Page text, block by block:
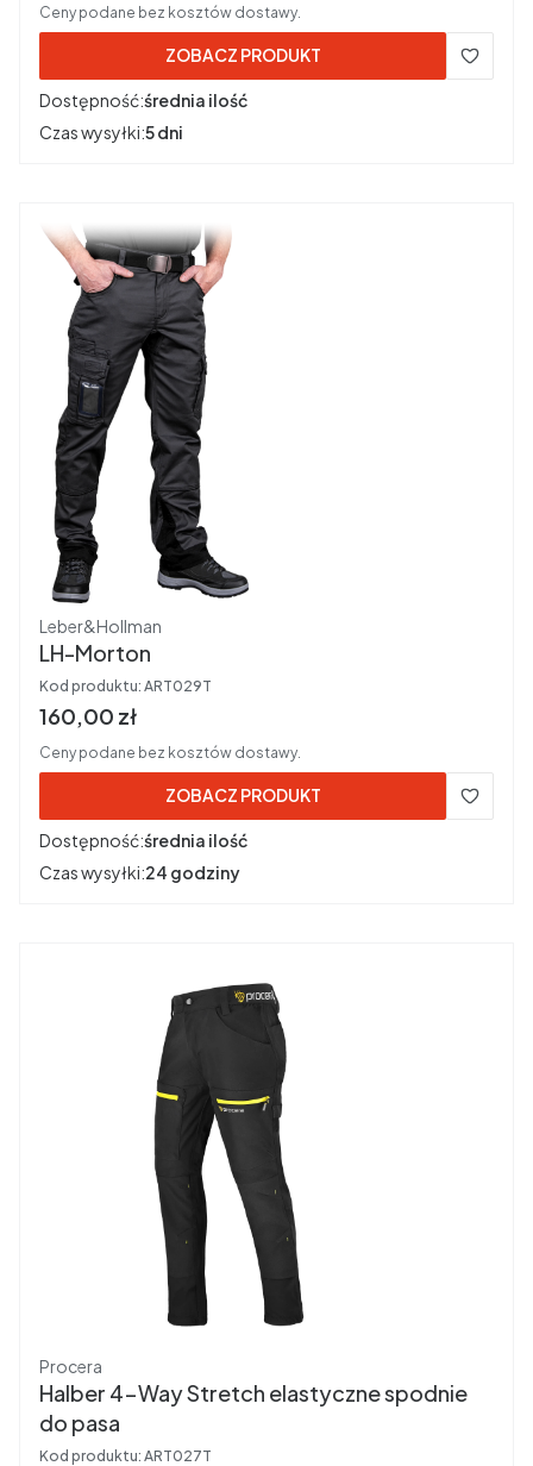
Ceny podane bez kosztów dostawy.
ZOBACZ PRODUKT
Dostępność:średnia ilość
Czas wysyłki:5 dni
Producent
Leber&Hollman
LH-Morton
Kod produktu: ART029T
Cena brutto
160,00 zł
Ceny podane bez kosztów dostawy.
ZOBACZ PRODUKT
Dostępność:średnia ilość
Czas wysyłki:24 godziny
Producent
Procera
Halber 4-Way Stretch elastyczne spodnie
do pasa
Kod produktu: ART027T